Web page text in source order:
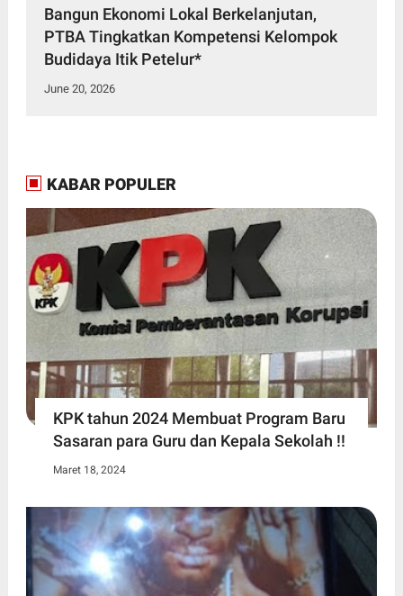
Bangun Ekonomi Lokal Berkelanjutan,
PTBA Tingkatkan Kompetensi Kelompok
Budidaya Itik Petelur*
June 20, 2026
KABAR POPULER
KPK tahun 2024 Membuat Program Baru
Sasaran para Guru dan Kepala Sekolah !!
Maret 18, 2024